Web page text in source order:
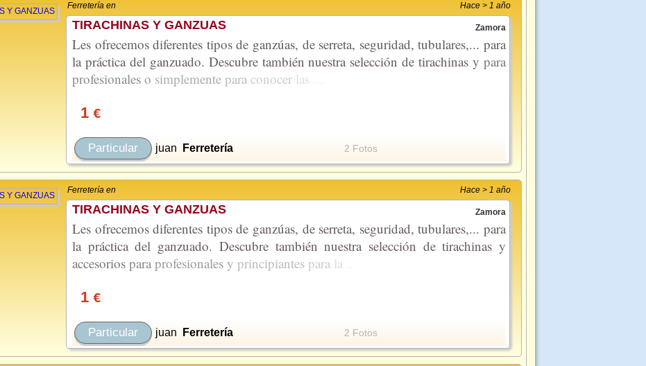
Ferretería en Hace > 1 año
TIRACHINAS Y GANZUAS Zamora
Les ofrecemos diferentes tipos de ganzúas, de serreta, seguridad, tubulares,... para
la práctica del ganzuado. Descubre también nuestra selección de tirachinasypara
profesionales o simplemente para conocer las
1 €
Particular juan Ferretería 2 Fotos
Ferretería en Hace > 1 año
TIRACHINAS Y GANZUAS Zamora
Les ofrecemos diferentes tipos de ganzúas, de serreta, seguridad, tubulares,... para
la práctica del ganzuado. Descubre también nuestra selección de tirachinas y
accesorios para profesionales y principiantes para la
1 €
Particular juan Ferretería 2 Fotos